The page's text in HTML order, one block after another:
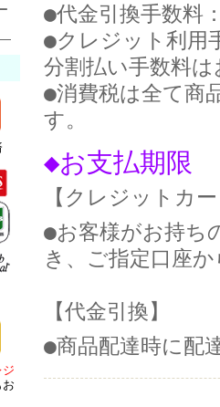
ジ
お
●代金引換手数料
●クレジット利用
分割払い手数料
●消費税は全て商
す。
◆お支払期限
【クレジットカ
●お客様がお持ち
き、ご指定口座
【代金引換】
●商品配達時に配